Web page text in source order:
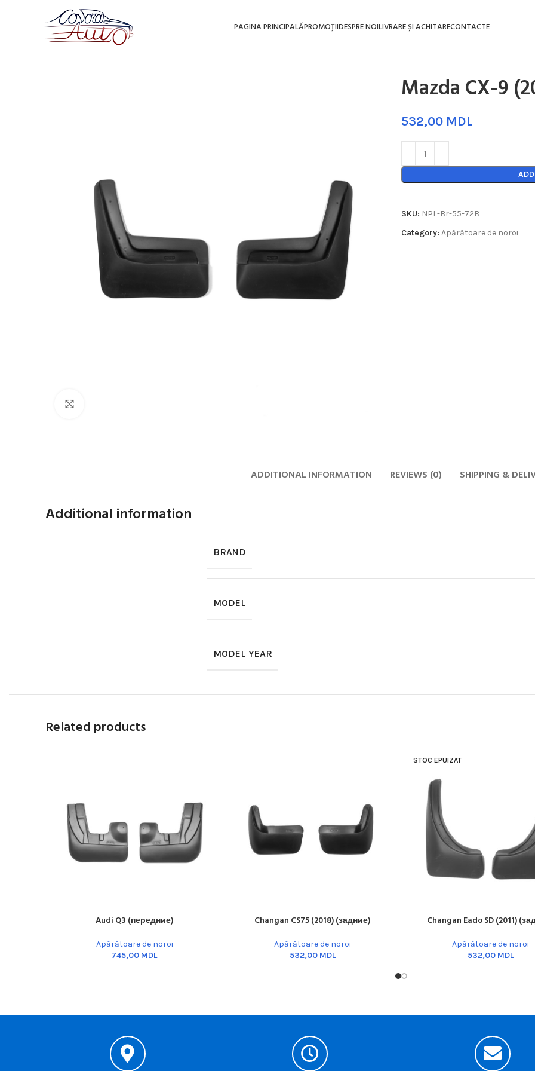
PAGINA PRINCIPALĂPROMOȚIIDESPRE NOILIVRARE ȘI ACHITARECONTACTE
Mazda CX-9
MDL
SKU: NPL-Br-55-72B
Category: Apărătoare de noroi
ADDITIONAL INFORMATION REVIEWS (0) SHIPPING &
Additional information
BRAND
MODEL
MODEL YEAR
Related products
ADD TO CARTAudi Q3 (передние)
Apărătoare de noroi
MDL
ADD TO CARTChangan CS75 (2018) (задние)
Apărătoare de noroi
MDL
STOC EPUIZAT
READ MORE
Changan Eado SD (2011)
Apărătoare de noroi
MDL